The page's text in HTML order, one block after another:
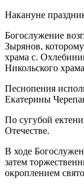
Накануне
Богослужение
Зырянов,
храма с.
Никольского
Песнопения
Екатерины
По сугубой
Отечестве.
В ходе
затем
окроплением